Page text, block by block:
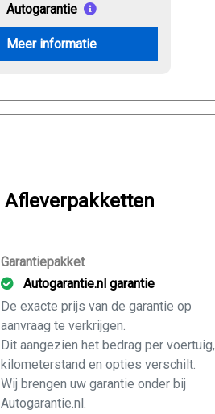
Autogarantie
Meer informatie
Afleverpakketten
Garantiepakket
Autogarantie.nl garantie
De exacte prijs van de garantie op
aanvraag te verkrijgen.
Dit aangezien het bedrag per voertuig,
kilometerstand en opties verschilt.
Wij brengen uw garantie onder bij
Autogarantie.nl.